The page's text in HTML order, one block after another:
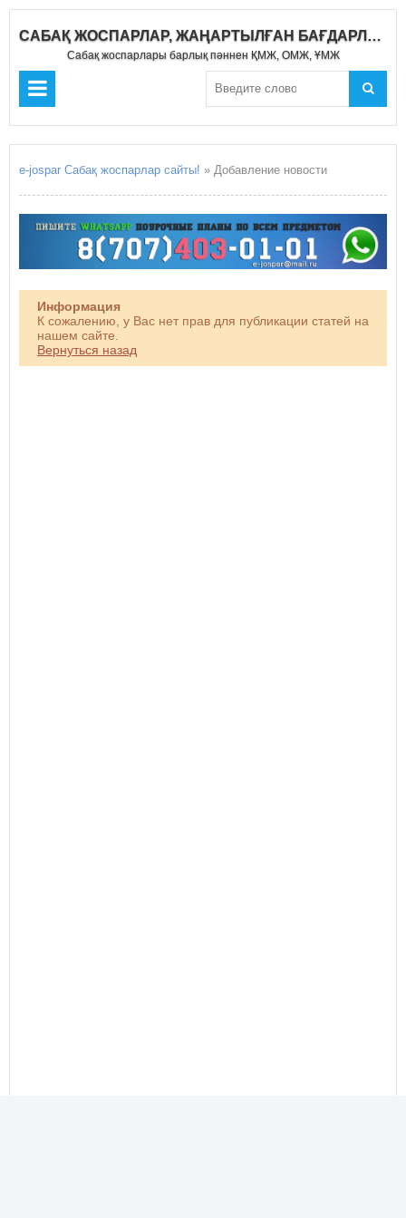
САБАҚ ЖОСПАРЛАР, ЖАҢАРТЫЛҒАН БАҒДАРЛАМА 2021-2022
Сабақ жоспарлары барлық пәннен ҚМЖ, ОМЖ, ҰМЖ
e-jospar Сабақ жоспарлар сайты! » Добавление новости
Информация
К сожалению, у Вас нет прав для публикации статей на
нашем сайте.
Вернуться назад